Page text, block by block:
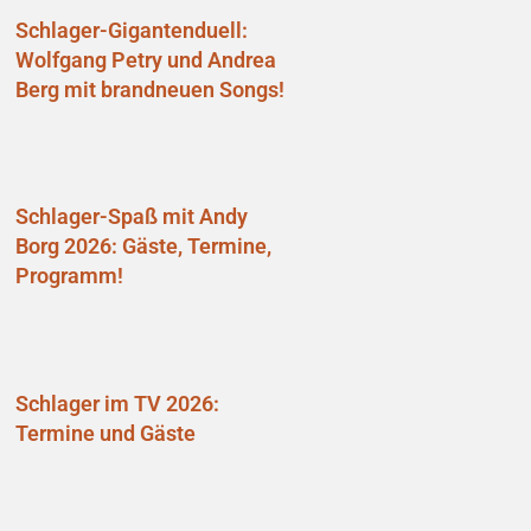
Schlager-Gigantenduell:
Wolfgang Petry und Andrea
Berg mit brandneuen Songs!
Schlager-Spaß mit Andy
Borg 2026: Gäste, Termine,
Programm!
Schlager im TV 2026:
Termine und Gäste